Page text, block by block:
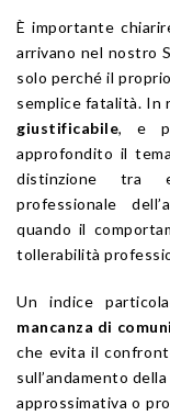
È importante
arrivano nel nostro
solo perché il
semplice fatalità. In
giustificabile, e
approfondito il
distinzione tra
professionale
quando il
tollerabilità
Un indice
mancanza di
che evita il
sull’andamento
approssimativa o